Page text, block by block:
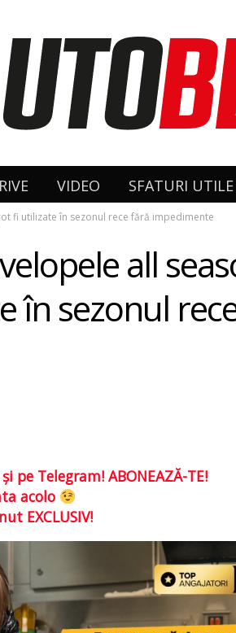
VIDEO SFATURI UTILE
fi utilizate în sezonul rece fără impedimente
all
în sezonul
Telegram! ABONEAZĂ-TE!
acolo
EXCLUSIV!